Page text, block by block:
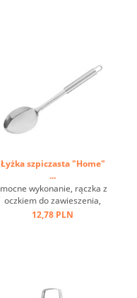
Łyżka szpiczasta "Home"
...
mocne wykonanie, rączka z
oczkiem do zawieszenia,
stal nierdzewna ...
12,78 PLN